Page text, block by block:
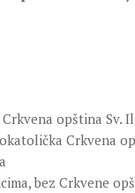
opština Sv.
Crkvena
bez Crkvene